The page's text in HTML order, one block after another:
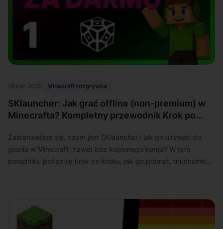
18 kwi 2025 Minecraft rozgrywka
SKlauncher: Jak grać offline (non-premium) w
Minecrafta? Kompletny przewodnik Krok po
Zastanawiasz się, czym jest SKlauncher i jak go używać do
grania w Minecraft, nawet bez kupionego konta? W tym
poradniku pokazuję krok po kroku, jak go pobrać, uruchomić